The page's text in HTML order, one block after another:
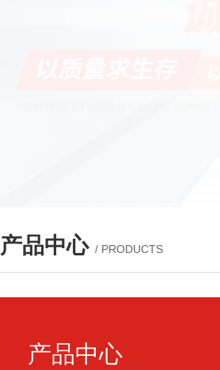
产品中心 / PRODUCTS
产品中心